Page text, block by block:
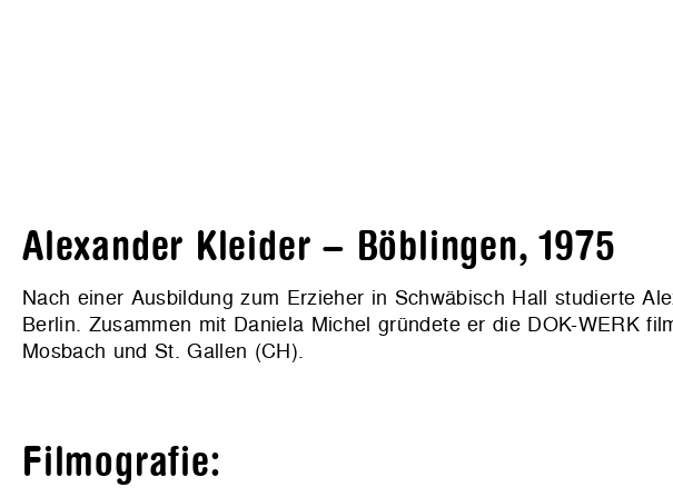
Alexander Kleider – Böblingen, 1975
Nach einer Ausbildung zum Erzieher in Schwäbisch Hall studierte
Berlin. Zusammen mit Daniela Michel gründete er die DOK-WERK
Mosbach und St. Gallen (CH).
Filmografie: